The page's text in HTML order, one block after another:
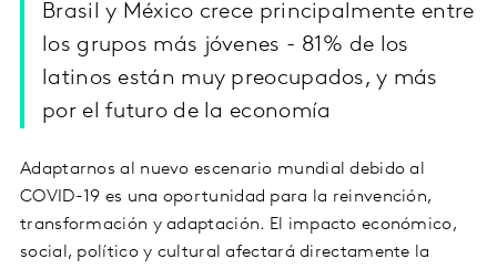
Brasil y México crece principalmente entre
los grupos más jóvenes - 81% de los
latinos están muy preocupados, y más
por el futuro de la economía
Adaptarnos al nuevo escenario mundial debido al
COVID-19 es una oportunidad para la reinvención,
transformación y adaptación. El impacto económico,
social, político y cultural afectará directamente la